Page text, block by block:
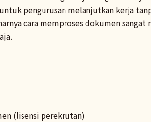
pengurusan melanjutkan kerja
cara memproses dokumen sangat
(lisensi perekrutan)